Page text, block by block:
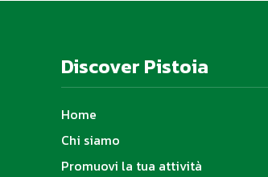
Discover Pistoia
Home
Chi siamo
Promuovi la tua attività